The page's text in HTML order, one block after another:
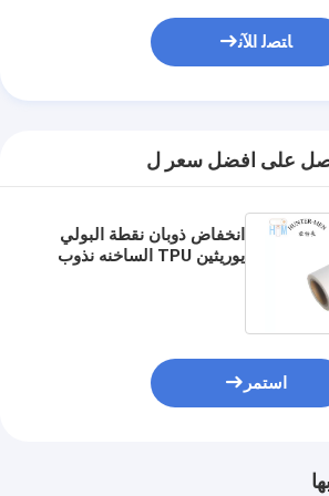
ﺎﺘﺼﻟ ﺍﻶﻧ
على افضل سعر ل
انخفاض ذوبان نقطة البولي
يوريثين TPU الساخنه نذوب
استمر